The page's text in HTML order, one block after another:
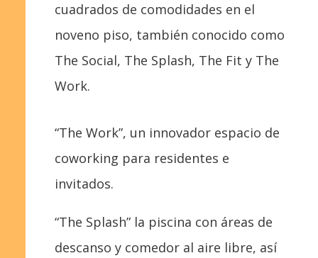
cuadrados de comodidades en el
noveno piso, también conocido como
The Social, The Splash, The Fit y The
Work.
“The Work”, un innovador espacio de
coworking para residentes e
invitados.
“The Splash” la piscina con áreas de
descanso y comedor al aire libre, así